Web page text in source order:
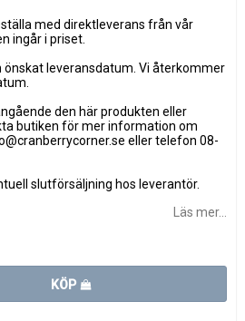
med direktleverans från vår
ingår i priset.
önskat leveransdatum. Vi återkommer
den här produkten eller
butiken för mer information om
eller telefon 08-
slutförsäljning hos leverantör.
Läs mer...
KÖP